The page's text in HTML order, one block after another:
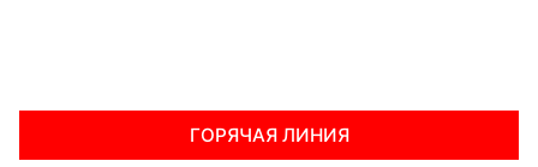
ГОРЯЧАЯ ЛИНИЯ